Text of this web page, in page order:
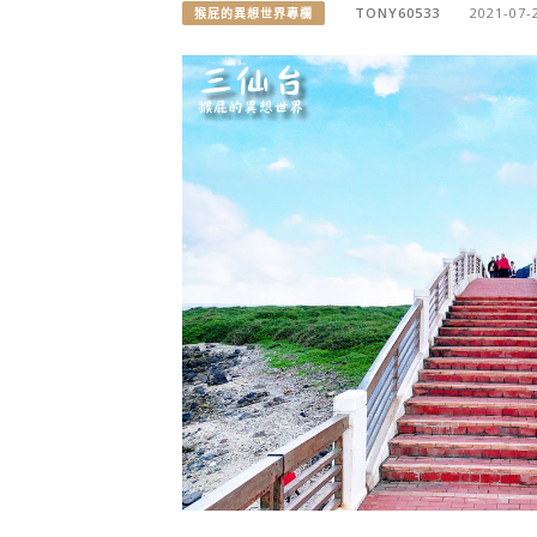
猴屁的異想世界專欄 TONY60533 2021-07-